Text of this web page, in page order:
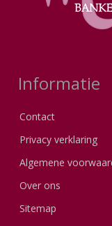
Informatie
Contact
Privacy verklaring
Algemene
Over ons
Sitemap